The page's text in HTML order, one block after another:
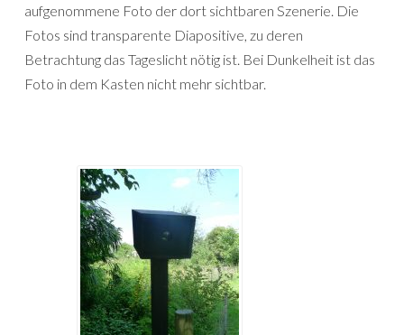
aufgenommene Foto der dort sichtbaren Szenerie. Die
Fotos sind transparente Diapositive, zu deren
Betrachtung das Tageslicht nötig ist. Bei Dunkelheit ist das
Foto in dem Kasten nicht mehr sichtbar.